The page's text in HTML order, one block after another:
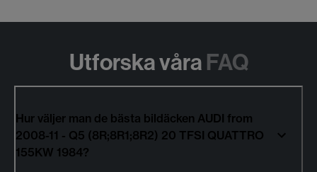
Utforska våra FAQ
Hur väljer man de bästa bildäcken AUDI from
2008-11 - Q5 (8R;8R1;8R2) 20 TFSI QUATTRO
155KW 1984?